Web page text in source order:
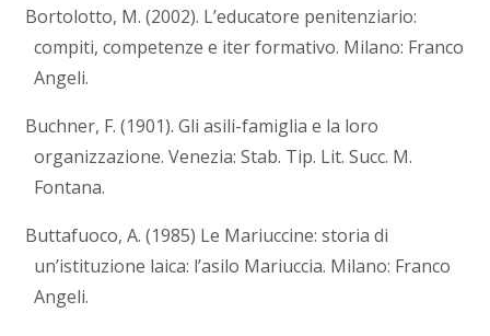
Bortolotto, M. (2002). L’educatore penitenziario:
compiti, competenze e iter formativo. Milano: Franco
Angeli.
Buchner, F. (1901). Gli asili-famiglia e la loro
organizzazione. Venezia: Stab. Tip. Lit. Succ. M.
Fontana.
Buttafuoco, A. (1985) Le Mariuccine: storia di
un’istituzione laica: l’asilo Mariuccia. Milano: Franco
Angeli.